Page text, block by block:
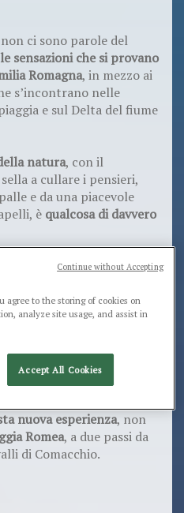
ci sono parole del
le sensazioni che si provano
Romagna, in mezzo ai
s’incontrano nelle
e sul Delta del fiume
natura, con il
a cullare i pensieri,
e da una piacevole
è qualcosa di davvero
un’esperienza unica,
provare
sulla spiaggia.
il battesimo della
nuova esperienza, non
Romea, a due passi da
di Comacchio.
agree to the storing of cookies on
analyze site usage, and assist in
Accept All Cookies
Continue without Accepting